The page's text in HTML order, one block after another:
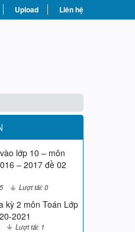
Upload Liên hệ
lớp 10 – môn
– 2017 đề 02
Lượt tải: 0
kỳ 2 môn Toán Lớp
2021
Lượt tải: 1